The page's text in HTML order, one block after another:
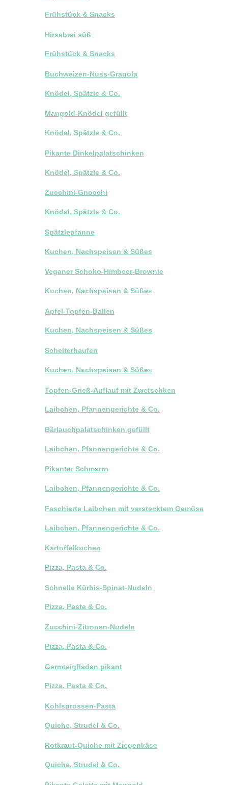
Frühstück & Snacks
Hirsebrei süß
Frühstück & Snacks
Buchweizen-Nuss-Granola
Knödel, Spätzle & Co.
Mangold-Knödel gefüllt
Knödel, Spätzle & Co.
Pikante Dinkelpalatschinken
Knödel, Spätzle & Co.
Zucchini-Gnocchi
Knödel, Spätzle & Co.
Spätzlepfanne
Kuchen, Nachspeisen & Süßes
Veganer Schoko-Himbeer-Brownie
Kuchen, Nachspeisen & Süßes
Apfel-Topfen-Ballen
Kuchen, Nachspeisen & Süßes
Scheiterhaufen
Kuchen, Nachspeisen & Süßes
Topfen-Grieß-Auflauf mit Zwetschken
Laibchen, Pfannengerichte & Co.
Bärlauchpalatschinken gefüllt
Laibchen, Pfannengerichte & Co.
Pikanter Schmarrn
Laibchen, Pfannengerichte & Co.
Faschierte Laibchen mit verstecktem Gemüse
Laibchen, Pfannengerichte & Co.
Kartoffelkuchen
Pizza, Pasta & Co.
Schnelle Kürbis-Spinat-Nudeln
Pizza, Pasta & Co.
Zucchini-Zitronen-Nudeln
Pizza, Pasta & Co.
Germteigfladen pikant
Pizza, Pasta & Co.
Kohlsprossen-Pasta
Quiche, Strudel & Co.
Rotkraut-Quiche mit Ziegenkäse
Quiche, Strudel & Co.